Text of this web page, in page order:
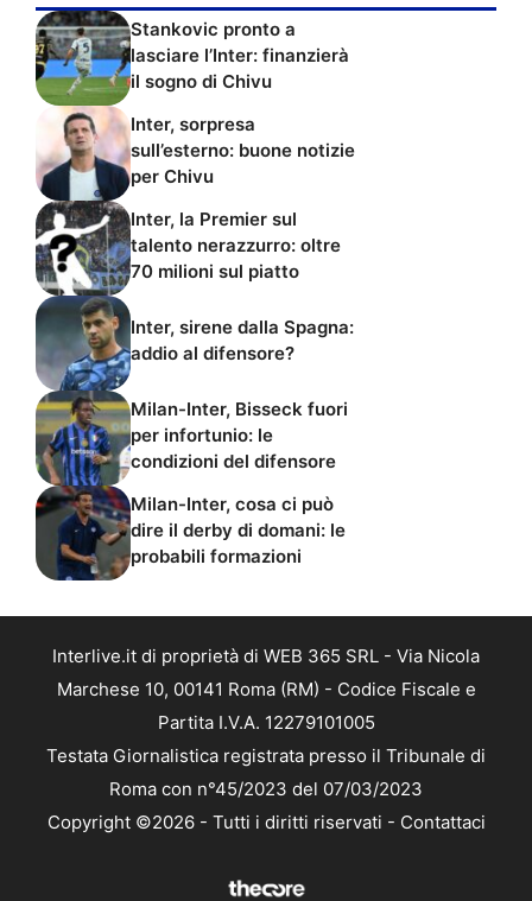
Stankovic pronto a
lasciare l’Inter: finanzierà
il sogno di Chivu
Inter, sorpresa
sull’esterno: buone notizie
per Chivu
Inter, la Premier sul
talento nerazzurro: oltre
70 milioni sul piatto
Inter, sirene dalla Spagna:
addio al difensore?
Milan-Inter, Bisseck fuori
per infortunio: le
condizioni del difensore
Milan-Inter, cosa ci può
dire il derby di domani: le
probabili formazioni
Interlive.it di proprietà di WEB 365 SRL - Via Nicola
Marchese 10, 00141 Roma (RM) - Codice Fiscale e
Partita I.V.A. 12279101005
Testata Giornalistica registrata presso il Tribunale di
Roma con n°45/2023 del 07/03/2023
Copyright ©2026 - Tutti i diritti riservati - Contattaci